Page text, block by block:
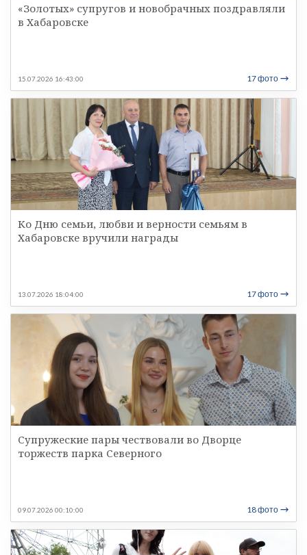
«Золотых» супругов и новобрачных поздравляли
в Хабаровске
15.07.2026 16:43:00 17 фото
Ко Дню семьи, любви и верности семьям в
Хабаровске вручили награды
13.07.2026 18:04:00 17 фото
Супружеские пары чествовали во Дворце
торжеств парка Северного
09.07.2026 00:10:00 18 фото